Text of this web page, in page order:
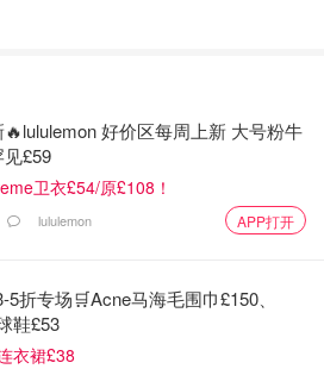
🔥lululemon 好价区每周上新 大号粉牛
£59
卫衣£54/原£108！
lululemon APP打开
5折专场🛒Acne马海毛围巾£150、
鞋£53
衣裙£38